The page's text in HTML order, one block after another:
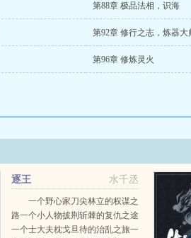
第88章 极品法相，识海
第92章 修行之志，炼器大
第96章 修炼灵火
水千丞
逐王
一个野心家刀尖林立的权谋之
路一个小人物披荆斩棘的复仇之途
一个士大夫枕戈旦待的治乱之旅一